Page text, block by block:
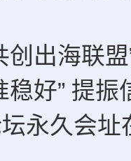
创出海联
稳好” 提振
永久会址